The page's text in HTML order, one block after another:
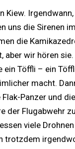
Kiew.
uns die Sirenen
die
aber wir hören
ein Töffli – ein
macht.
Panzer und die
der Flugabwehr
viele
trotzdem